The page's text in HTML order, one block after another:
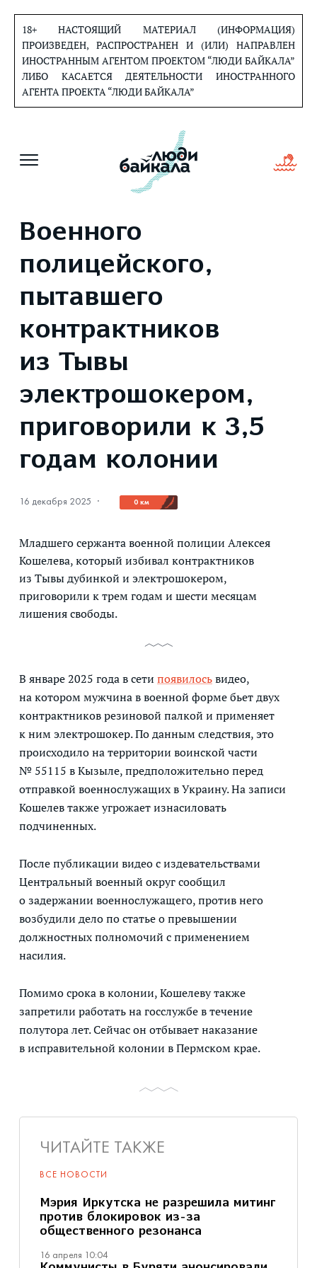
содержанию
18+ НАСТОЯЩИЙ МАТЕРИАЛ (ИНФОРМАЦИЯ)
ПРОИЗВЕДЕН, РАСПРОСТРАНЕН И (ИЛИ) НАПРАВЛЕН
ИНОСТРАННЫМ АГЕНТОМ ПРОЕКТОМ “ЛЮДИ БАЙКАЛА”
ЛИБО КАСАЕТСЯ ДЕЯТЕЛЬНОСТИ ИНОСТРАННОГО
АГЕНТА ПРОЕКТА “ЛЮДИ БАЙКАЛА”
Военного
полицейского,
пытавшего
контрактников
из Тывы
электрошокером,
приговорили к 3,5
годам колонии
16 декабря 2025 · 0 км
Младшего сержанта военной полиции Алексея
Кошелева, который избивал контрактников
из Тывы дубинкой и электрошокером,
приговорили к трем годам и шести месяцам
лишения свободы.
В январе 2025 года в сети появилосьвидео,
на котором мужчина в военной форме бьет двух
контрактников резиновой палкой и применяет
к ним электрошокер. По данным следствия, это
происходило на территории воинской части
№ 55115 в Кызыле, предположительно перед
отправкой военнослужащих в Украину. На записи
Кошелев также угрожает изнасиловать
подчиненных.
После публикации видео с издевательствами
Центральный военный округ сообщил
о задержании военнослужащего, против него
возбудили дело по статье о превышении
должностных полномочий с применением
насилия.
Помимо срока в колонии, Кошелеву также
запретили работать на госслужбе в течение
полутора лет. Сейчас он отбывает наказание
в исправительной колонии в Пермском крае.
ЧИТАЙТЕ ТАКЖЕ
ВСЕ НОВОСТИ
Мэрия Иркутска не разрешила митинг
против блокировок из-за
общественного резонанса
16 апреля 10:04